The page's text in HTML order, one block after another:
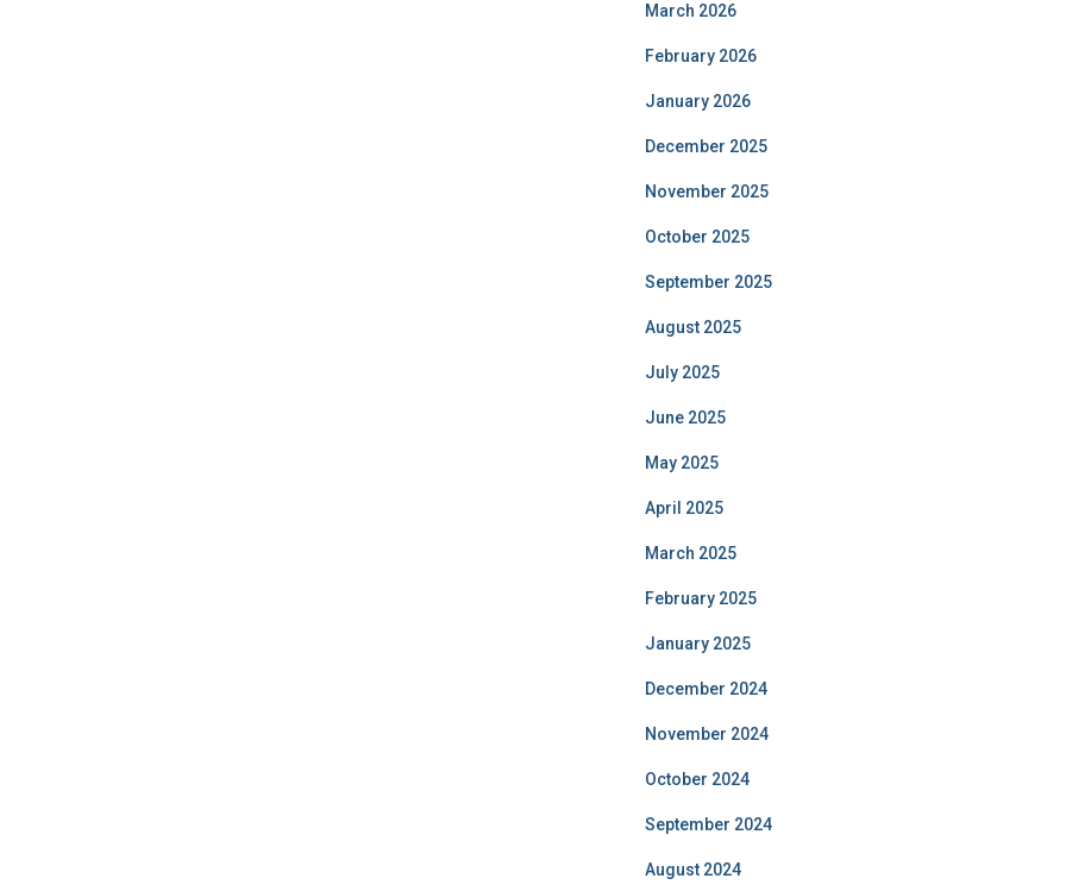
March 2026
February 2026
January 2026
December 2025
November 2025
October 2025
September 2025
August 2025
July 2025
June 2025
May 2025
April 2025
March 2025
February 2025
January 2025
December 2024
November 2024
October 2024
September 2024
August 2024